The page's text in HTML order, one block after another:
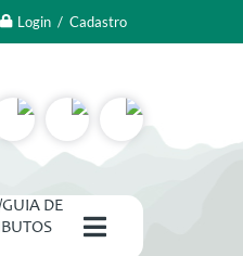
Login / Cadastro
DE